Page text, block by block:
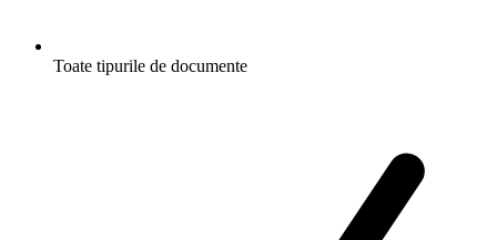
Toate tipurile de documente